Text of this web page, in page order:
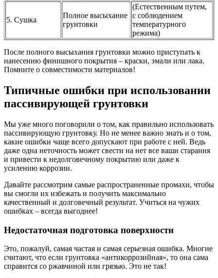
5. Сушка
Полное высыхание
грунтовки
(Естественным путем,
с соблюдением
температурного
режима)
После полного высыхания грунтовки можно приступать к
нанесению финишного покрытия – краски, эмали или лака.
Помните о совместимости материалов!
Типичные ошибки при использовании
пассивирующей грунтовки
Мы уже много поговорили о том, как правильно использовать
пассивирующую грунтовку. Но не менее важно знать и о том,
какие ошибки чаще всего допускают при работе с ней. Ведь
даже одна неточность может свести на нет все ваши старания
и привести к недолговечному покрытию или даже к
усилению коррозии.
Давайте рассмотрим самые распространенные промахи, чтобы
вы смогли их избежать и получить максимально
качественный и долговечный результат. Учиться на чужих
ошибках – всегда выгоднее!
Недостаточная подготовка поверхности
Это, пожалуй, самая частая и самая серьезная ошибка. Многие
считают, что если грунтовка «антикоррозийная», то она сама
справится со ржавчиной или грязью. Это не так!